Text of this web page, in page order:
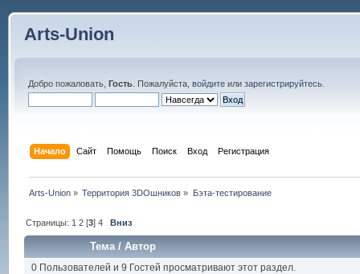
Arts-Union
Добро пожаловать, Гость. Пожалуйста, войдитеили зарегистрируйтесь.
Начало Сайт Помощь Поиск Вход Регистрация
Arts-Union » Территория 3DOшников » Бэта-тестирование
Страницы: 1 2 [3]4 Вниз
Тема/ Автор
0 Пользователей и 9 Гостей просматривают этот раздел.